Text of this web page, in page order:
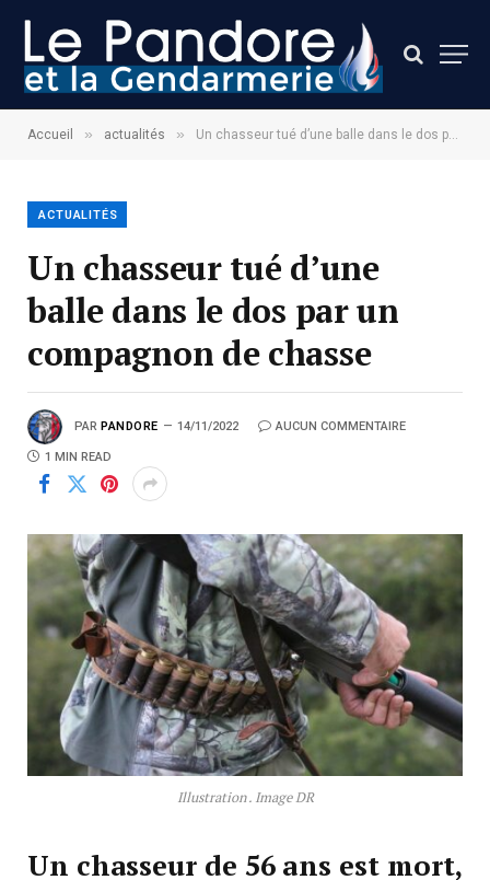
Accueil » actualités » Un chasseur tué d’une balle dans le dos par un compagnon de chasse
ACTUALITÉS
Un chasseur tué d’une
balle dans le dos par un
compagnon de chasse
PAR PANDORE 14/11/2022 AUCUN COMMENTAIRE
1 MIN READ
Illustration . Image DR
Un chasseur de 56 ans est mort,